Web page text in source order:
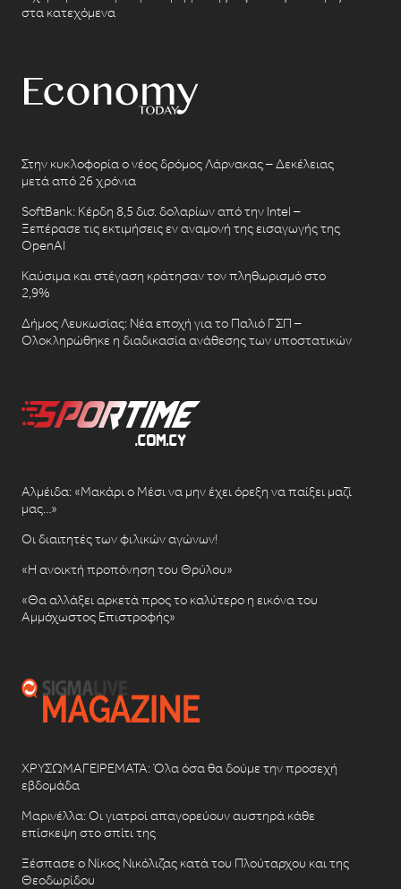
στα κατεχόμενα
Στην κυκλοφορία ο νέος δρόμος Λάρνακας – Δεκέλειας
μετά από 26 χρόνια
SoftBank: Κέρδη 8,5 δισ. δολαρίων από την Intel –
Ξεπέρασε τις εκτιμήσεις εν αναμονή της εισαγωγής της
OpenAI
Καύσιμα και στέγαση κράτησαν τον πληθωρισμό στο
2,9%
Δήμος Λευκωσίας: Νέα εποχή για το Παλιό ΓΣΠ –
Ολοκληρώθηκε η διαδικασία ανάθεσης των υποστατικών
Αλμέιδα: «Μακάρι ο Μέσι να μην έχει όρεξη να παίξει μαζί
μας…»
Οι διαιτητές των φιλικών αγώνων!
«Η ανοικτή προπόνηση του Θρύλου»
«Θα αλλάξει αρκετά προς το καλύτερο η εικόνα του
Αμμόχωστος Επιστροφής»
ΧΡΥΣΩΜΑΓΕΙΡΕΜΑΤΑ: Όλα όσα θα δούμε την προσεχή
εβδομάδα
Μαρινέλλα: Οι γιατροί απαγορεύουν αυστηρά κάθε
επίσκεψη στο σπίτι της
Ξέσπασε ο Νίκος Νικόλιζας κατά του Πλούταρχου και της
Θεοδωρίδου